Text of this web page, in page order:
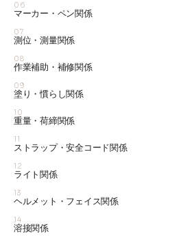
06
マーカー・ペン関係
07
測位・測量関係
08
作業補助・補修関係
09
塗り・慣らし関係
10
重量・荷締関係
11
ストラップ・安全コード関係
12
ライト関係
13
ヘルメット・フェイス関係
14
溶接関係